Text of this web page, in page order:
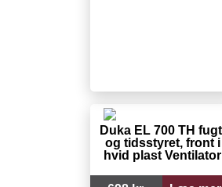
Duka EL 700 TH
og tidsstyret, front i
hvid plast Ventilator